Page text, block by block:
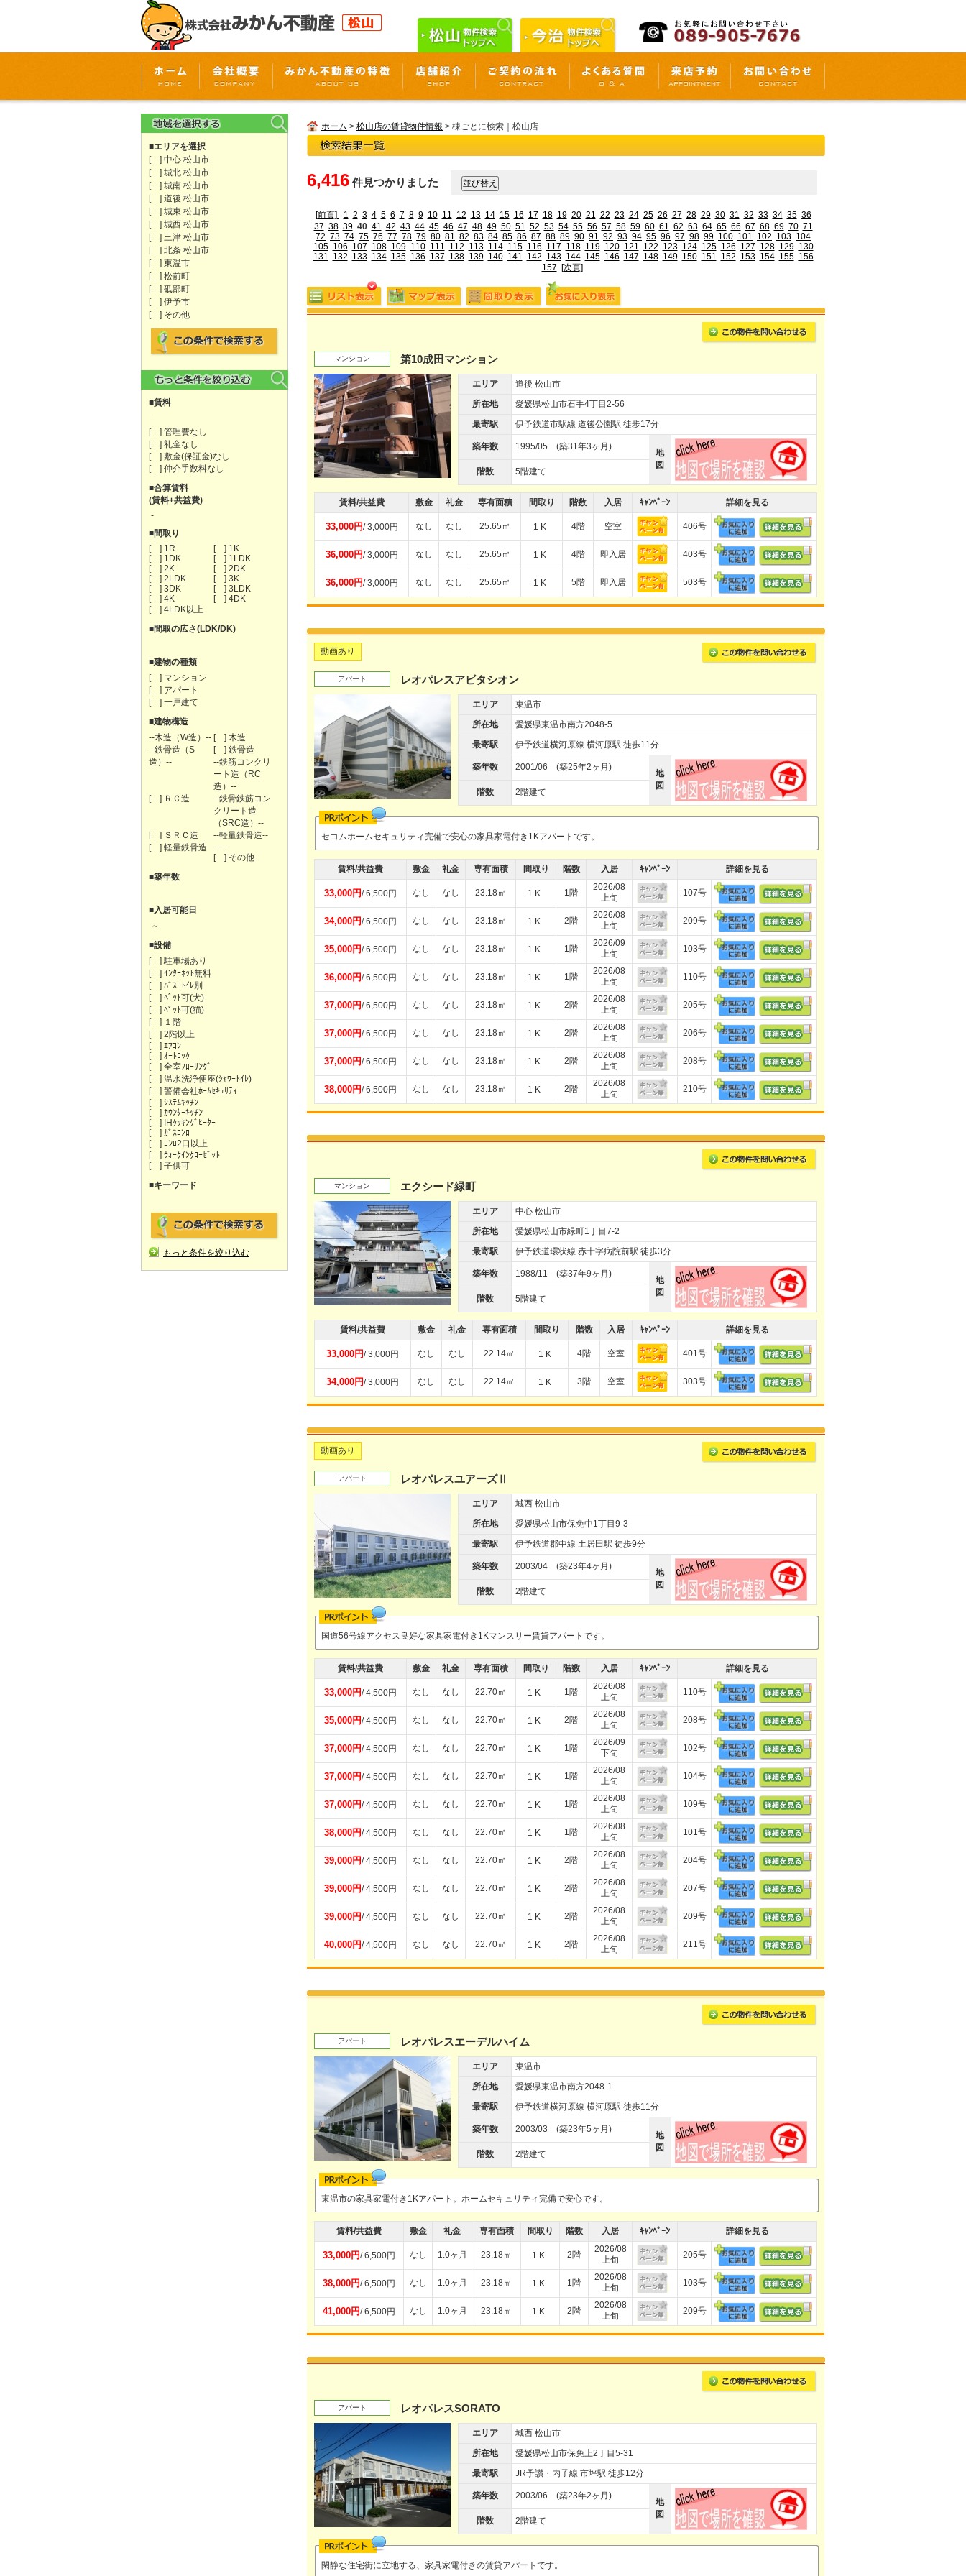
■エリアを選択
[ ] 中心 松山市
[ ] 城北 松山市
[ ] 城南 松山市
[ ] 道後 松山市
[ ] 城東 松山市
[ ] 城西 松山市
[ ] 三津 松山市
[ ] 北条 松山市
[ ] 東温市
[ ] 松前町
[ ] 砥部町
[ ] 伊予市
[ ] その他
■賃料
-
[ ] 管理費なし
[ ] 礼金なし
[ ] 敷金(保証金)なし
[ ] 仲介手数料なし
■合算賃料
(賃料+共益費)
-
■間取り
[ ] 1R
[ ] 1K
[ ] 1DK
[ ] 1LDK
[ ] 2K
[ ] 2DK
[ ] 2LDK
[ ] 3K
[ ] 3DK
[ ] 3LDK
[ ] 4K
[ ] 4DK
[ ] 4LDK以上
■間取の広さ(LDK/DK)
■建物の種類
[ ] マンション
[ ] アパート
[ ] 一戸建て
■建物構造
--木造（W造）-- [ ] 木造
--鉄骨造（S
造）--
[ ] 鉄骨造
--鉄筋コンクリ
ート造（RC
造）--
[ ] ＲＣ造
--鉄骨鉄筋コン
クリート造
（SRC造）--
[ ] ＳＲＣ造
--軽量鉄骨造--
[ ] 軽量鉄骨造
----
[ ] その他
■築年数
■入居可能日
～
■設備
[ ] 駐車場あり
[ ] ｲﾝﾀｰﾈｯﾄ無料
[ ] ﾊﾞｽ･ﾄｲﾚ別
[ ] ﾍﾟｯﾄ可(犬)
[ ] ﾍﾟｯﾄ可(猫)
[ ] １階
[ ] 2階以上
[ ] ｴｱｺﾝ
[ ] ｵｰﾄﾛｯｸ
[ ] 全室ﾌﾛｰﾘﾝｸﾞ
[ ] 温水洗浄便座(ｼｬﾜｰﾄｲﾚ)
[ ] 警備会社ﾎｰﾑｾｷｭﾘﾃｨ
[ ] ｼｽﾃﾑｷｯﾁﾝ
[ ] ｶｳﾝﾀｰｷｯﾁﾝ
[ ] IHｸｯｷﾝｸﾞﾋｰﾀｰ
[ ] ｶﾞｽｺﾝﾛ
[ ] ｺﾝﾛ2口以上
[ ] ｳｫｰｸｲﾝｸﾛｰｾﾞｯﾄ
[ ] 子供可
■キーワード
もっと条件を絞り込む
ホーム > 松山店の賃貸物件情報 > 棟ごとに検索｜松山店
6,416 件見つかりました
[前頁] 1 2 3 4 5 6 7 8 9 10 11 12 13 14 15 16 17 18 19 20 21 22 23 24 25 26 27 28 29 30 31 32 33 34 35 36
37 38 39 40 41 42 43 44 45 46 47 48 49 50 51 52 53 54 55 56 57 58 59 60 61 62 63 64 65 66 67 68 69 70 71
72 73 74 75 76 77 78 79 80 81 82 83 84 85 86 87 88 89 90 91 92 93 94 95 96 97 98 99 100 101 102 103 104
105 106 107 108 109 110 111 112 113 114 115 116 117 118 119 120 121 122 123 124 125 126 127 128 129 130
131 132 133 134 135 136 137 138 139 140 141 142 143 144 145 146 147 148 149 150 151 152 153 154 155 156
157 [次頁]
マンション 第10成田マンション
エリア
道後 松山市
所在地
愛媛県松山市石手4丁目2-56
最寄駅
伊予鉄道市駅線 道後公園駅 徒歩17分
築年数 1995/05 (築31年3ヶ月)
地
図
階数 5階建て
賃料/共益費 敷金 礼金 専有面積 間取り 階数 入居 ｷｬﾝﾍﾟｰﾝ 詳細を見る
33,000円/ 3,000円 なし なし 25.65㎡ 1 K 4階 空室 406号
36,000円/ 3,000円 なし なし 25.65㎡ 1 K 4階 即入居 403号
36,000円/ 3,000円 なし なし 25.65㎡ 1 K 5階 即入居 503号
動画あり
アパート レオパレスアビタシオン
エリア
東温市
所在地
愛媛県東温市南方2048-5
最寄駅
伊予鉄道横河原線 横河原駅 徒歩11分
築年数 2001/06 (築25年2ヶ月)
地
図
階数 2階建て
セコムホームセキュリティ完備で安心の家具家電付き1Kアパートです。
賃料/共益費 敷金 礼金 専有面積 間取り 階数 入居 ｷｬﾝﾍﾟｰﾝ 詳細を見る
33,000円/ 6,500円 なし なし 23.18㎡ 1 K 1階
2026/08
上旬
107号
34,000円/ 6,500円 なし なし 23.18㎡ 1 K 2階
2026/08
上旬
209号
35,000円/ 6,500円 なし なし 23.18㎡ 1 K 1階
2026/09
上旬
103号
36,000円/ 6,500円 なし なし 23.18㎡ 1 K 1階
2026/08
上旬
110号
37,000円/ 6,500円 なし なし 23.18㎡ 1 K 2階
2026/08
上旬
205号
37,000円/ 6,500円 なし なし 23.18㎡ 1 K 2階
2026/08
上旬
206号
37,000円/ 6,500円 なし なし 23.18㎡ 1 K 2階
2026/08
上旬
208号
38,000円/ 6,500円 なし なし 23.18㎡ 1 K 2階
2026/08
上旬
210号
マンション エクシード緑町
エリア
中心 松山市
所在地
愛媛県松山市緑町1丁目7-2
最寄駅
伊予鉄道環状線 赤十字病院前駅 徒歩3分
築年数 1988/11 (築37年9ヶ月)
地
図
階数 5階建て
賃料/共益費 敷金 礼金 専有面積 間取り 階数 入居 ｷｬﾝﾍﾟｰﾝ 詳細を見る
33,000円/ 3,000円 なし なし 22.14㎡ 1 K 4階 空室 401号
34,000円/ 3,000円 なし なし 22.14㎡ 1 K 3階 空室 303号
動画あり
アパート レオパレスユアーズⅡ
エリア
城西 松山市
所在地
愛媛県松山市保免中1丁目9-3
最寄駅
伊予鉄道郡中線 土居田駅 徒歩9分
築年数 2003/04 (築23年4ヶ月)
地
図
階数 2階建て
国道56号線アクセス良好な家具家電付き1Kマンスリー賃貸アパートです。
賃料/共益費 敷金 礼金 専有面積 間取り 階数 入居 ｷｬﾝﾍﾟｰﾝ 詳細を見る
33,000円/ 4,500円 なし なし 22.70㎡ 1 K 1階
2026/08
上旬
110号
35,000円/ 4,500円 なし なし 22.70㎡ 1 K 2階
2026/08
上旬
208号
37,000円/ 4,500円 なし なし 22.70㎡ 1 K 1階
2026/09
下旬
102号
37,000円/ 4,500円 なし なし 22.70㎡ 1 K 1階
2026/08
上旬
104号
37,000円/ 4,500円 なし なし 22.70㎡ 1 K 1階
2026/08
上旬
109号
38,000円/ 4,500円 なし なし 22.70㎡ 1 K 1階
2026/08
上旬
101号
39,000円/ 4,500円 なし なし 22.70㎡ 1 K 2階
2026/08
上旬
204号
39,000円/ 4,500円 なし なし 22.70㎡ 1 K 2階
2026/08
上旬
207号
39,000円/ 4,500円 なし なし 22.70㎡ 1 K 2階
2026/08
上旬
209号
40,000円/ 4,500円 なし なし 22.70㎡ 1 K 2階
2026/08
上旬
211号
アパート レオパレスエーデルハイム
エリア
東温市
所在地
愛媛県東温市南方2048-1
最寄駅
伊予鉄道横河原線 横河原駅 徒歩11分
築年数 2003/03 (築23年5ヶ月)
地
図
階数 2階建て
東温市の家具家電付き1Kアパート。ホームセキュリティ完備で安心です。
賃料/共益費 敷金 礼金 専有面積 間取り 階数 入居 ｷｬﾝﾍﾟｰﾝ 詳細を見る
33,000円/ 6,500円 なし 1.0ヶ月 23.18㎡ 1 K 2階
2026/08
上旬
205号
38,000円/ 6,500円 なし 1.0ヶ月 23.18㎡ 1 K 1階
2026/08
上旬
103号
41,000円/ 6,500円 なし 1.0ヶ月 23.18㎡ 1 K 2階
2026/08
上旬
209号
アパート レオパレスSORATO
エリア
城西 松山市
所在地
愛媛県松山市保免上2丁目5-31
最寄駅
JR予讃・内子線 市坪駅 徒歩12分
築年数 2003/06 (築23年2ヶ月)
地
図
階数 2階建て
閑静な住宅街に立地する、家具家電付きの賃貸アパートです。